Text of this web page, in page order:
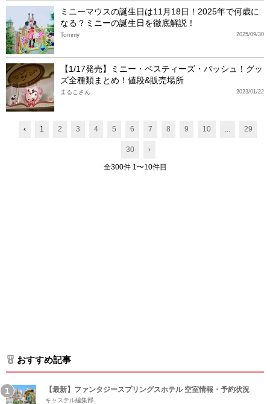
ミニーマウスの誕生日は11月18日！2025年で何歳に
なる？ミニーの誕生日を徹底解説！
2025/09/30
Tommy
【1/17発売】ミニー・ベスティーズ・バッシュ！グッ
ズ全種類まとめ！値段&販売場所
2023/01/22
まるこさん
‹ 1 2 3 4 5 6 7 8 9 10 ... 29
30 ›
全300件 1〜10件目
おすすめ記事
【最新】ファンタジースプリングスホテル 空室情報・予約状況
キャステル編集部